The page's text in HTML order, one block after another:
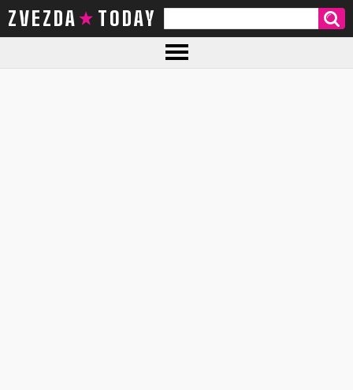
ZVEZDA TODAY